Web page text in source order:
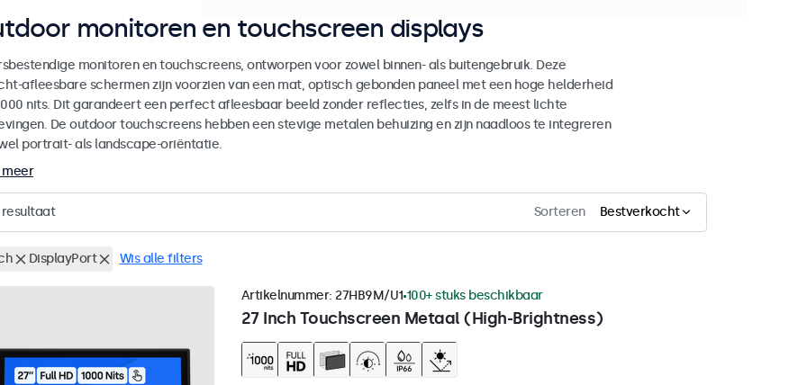
monitoren en touchscreen displays
monitoren en touchscreens, ontworpen voor zowel binnen- als buitengebruik. Deze
afleesbare schermen zijn voorzien van een mat, optisch gebonden paneel met een hoge helderheid
nits. Dit garandeert een perfect afleesbaar beeld zonder reflecties, zelfs in de meest lichte
De outdoor touchscreens hebben een stevige metalen behuizing en zijn naadloos te integreren
portrait- als landscape-oriëntatie.
meer
resultaat Sorteren Bestverkocht
DisplayPort Wis alle filters
27 Inch Touchscreen Metaal (High-Brightness)
Artikelnummer: 27HB9M/U1 100+ stuks beschikbaar